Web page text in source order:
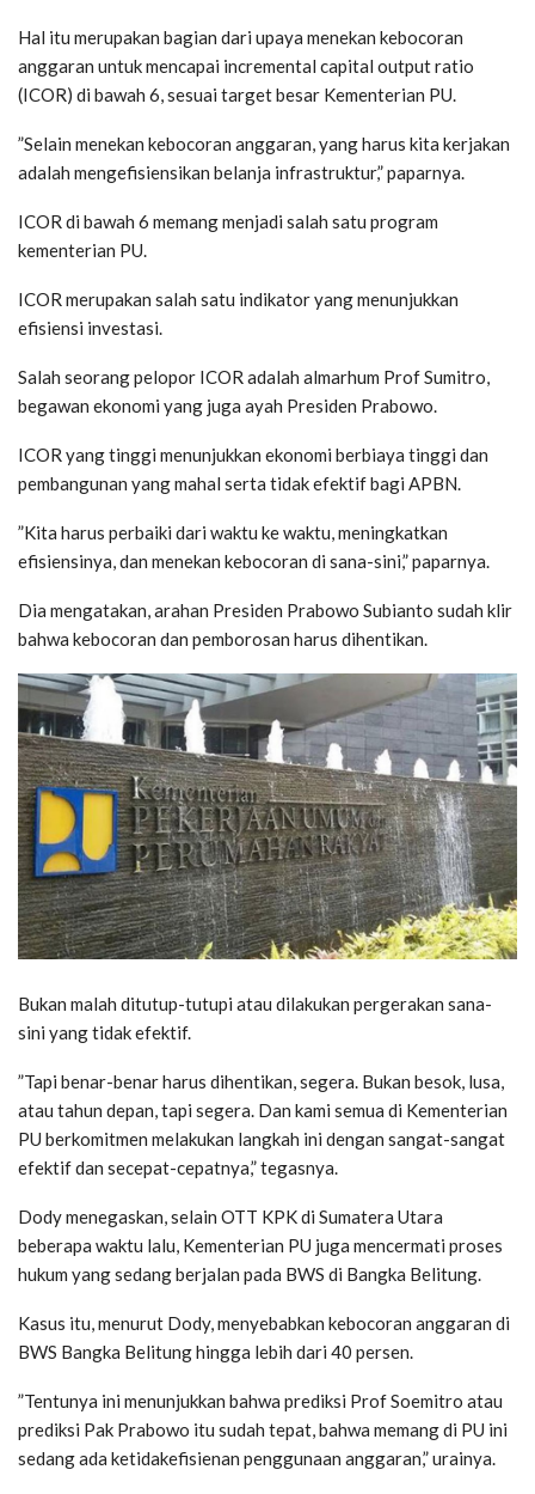
Hal itu merupakan bagian dari upaya menekan kebocoran
anggaran untuk mencapai incremental capital output ratio
(ICOR) di bawah 6, sesuai target besar Kementerian PU.
”Selain menekan kebocoran anggaran, yang harus kita kerjakan
adalah mengefisiensikan belanja infrastruktur,” paparnya.
ICOR di bawah 6 memang menjadi salah satu program
kementerian PU.
ICOR merupakan salah satu indikator yang menunjukkan
efisiensi investasi.
Salah seorang pelopor ICOR adalah almarhum Prof Sumitro,
begawan ekonomi yang juga ayah Presiden Prabowo.
ICOR yang tinggi menunjukkan ekonomi berbiaya tinggi dan
pembangunan yang mahal serta tidak efektif bagi APBN.
”Kita harus perbaiki dari waktu ke waktu, meningkatkan
efisiensinya, dan menekan kebocoran di sana-sini,” paparnya.
Dia mengatakan, arahan Presiden Prabowo Subianto sudah klir
bahwa kebocoran dan pemborosan harus dihentikan.
Bukan malah ditutup-tutupi atau dilakukan pergerakan sana-
sini yang tidak efektif.
”Tapi benar-benar harus dihentikan, segera. Bukan besok, lusa,
atau tahun depan, tapi segera. Dan kami semua di Kementerian
PU berkomitmen melakukan langkah ini dengan sangat-sangat
efektif dan secepat-cepatnya,” tegasnya.
Dody menegaskan, selain OTT KPK di Sumatera Utara
beberapa waktu lalu, Kementerian PU juga mencermati proses
hukum yang sedang berjalan pada BWS di Bangka Belitung.
Kasus itu, menurut Dody, menyebabkan kebocoran anggaran di
BWS Bangka Belitung hingga lebih dari 40 persen.
”Tentunya ini menunjukkan bahwa prediksi Prof Soemitro atau
prediksi Pak Prabowo itu sudah tepat, bahwa memang di PU ini
sedang ada ketidakefisienan penggunaan anggaran,” urainya.